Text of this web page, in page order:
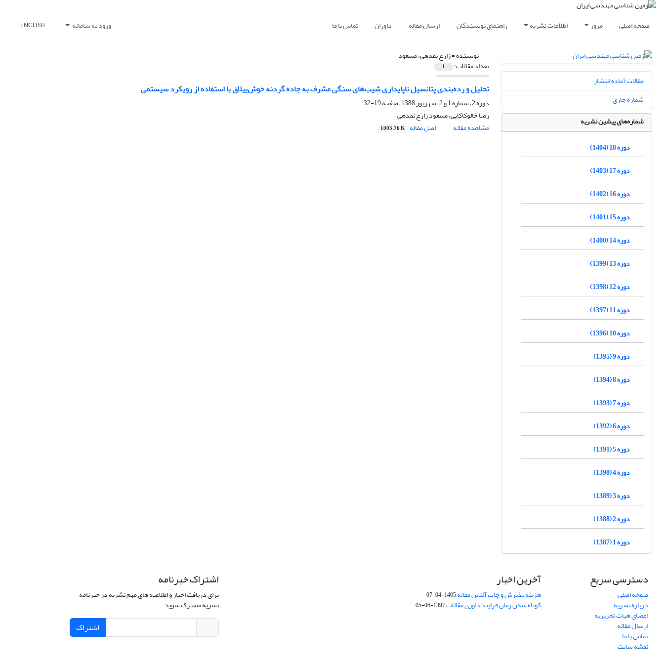
صفحه اصلی مرور اطلاعات نشریه راهنمای نویسندگان ارسال مقاله داوران تماس با ما ورود به سامانه ENGLISH
نویسنده =زارع نقدهی، مسعود
تعداد مقالات: 1
تحلیل و رده‌بندی پتانسیل ناپایداری شیب‌های سنگی مشرف به جاده گردنه خوش‌ییلاق با استفاده از رویکرد سیستمی
دوره 2، شماره 1 و 2، شهریور 1388، صفحه
19-32
رضا خالوکاکایی، مسعود زارع نقدهی
مشاهده مقاله
اصل مقاله 1003.76 K
مقالات آماده انتشار
شماره جاری
شماره‌های پیشین نشریه
دوره 18 (1404)
دوره 17 (1403)
دوره 16 (1402)
دوره 15 (1401)
دوره 14 (1400)
دوره 13 (1399)
دوره 12 (1398)
دوره 11 (1397)
دوره 10 (1396)
دوره 9 (1395)
دوره 8 (1394)
دوره 7 (1393)
دوره 6 (1392)
دوره 5 (1391)
دوره 4 (1390)
دوره 3 (1389)
دوره 2 (1388)
دوره 1 (1387)
دسترسی سریع
صفحه اصلی
درباره نشریه
اعضای هیات تحریریه
ارسال مقاله
تماس با ما
نقشه سایت
آخرین اخبار
هزینه پذیرش و چاپ آنلاین مقاله1405-04-07
کوتاه شدن زمان فرایند داوری مقالات1397-06-05
اشتراک خبرنامه
برای دریافت اخبار و اطلاعیه های مهم نشریه در خبرنامه
نشریه مشترک شوید.
اشتراک